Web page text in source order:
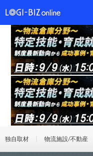
独自取材 物流施設/不動産